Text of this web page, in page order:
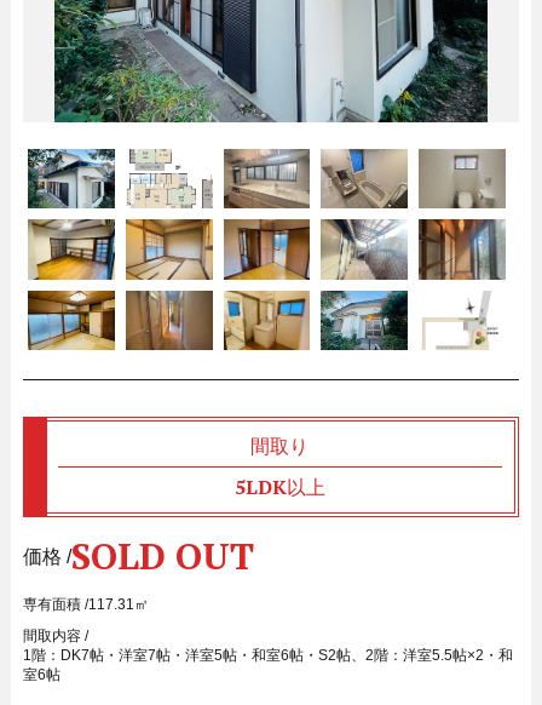
間取り
5LDK以上
価格 /SOLD OUT
専有面積 /117.31㎡
間取内容 /
1階：DK7帖・洋室7帖・洋室5帖・和室6帖・S2帖、2階：洋室5.5帖×2・和
室6帖